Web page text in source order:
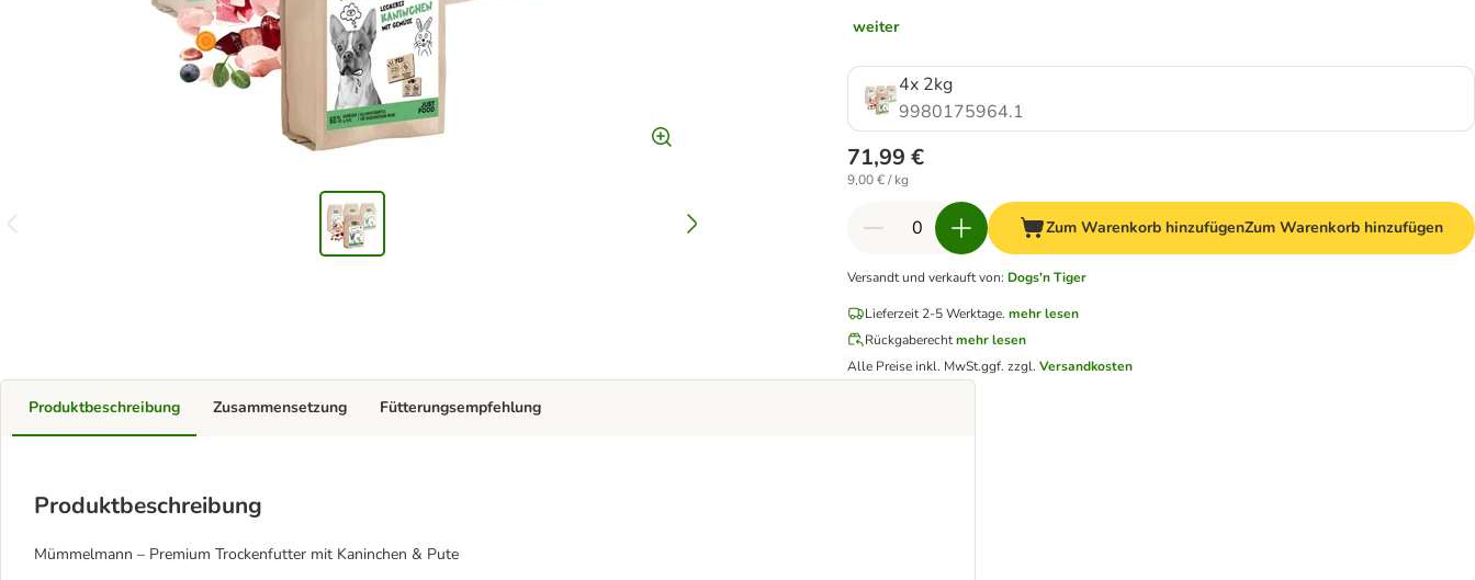
weiter
4x 2kg
9980175964.1
71,99 €
9,00 € / kg
Zum Warenkorb hinzufügenZum Warenkorb hinzufügen
Versandt und verkauft von: Dogs'n Tiger
Lieferzeit 2-5 Werktage. mehr lesen
Rückgaberechtmehr lesen
Alle Preise inkl. MwSt.ggf. zzgl.Versandkosten
Produktbeschreibung
Produktbeschreibung
Mümmelmann – Premium Trockenfutter mit Kaninchen & Pute
Zusammensetzung Fütterungsempfehlung